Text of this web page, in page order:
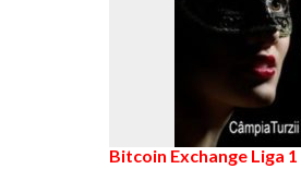
Bitcoin Exchange Liga 1